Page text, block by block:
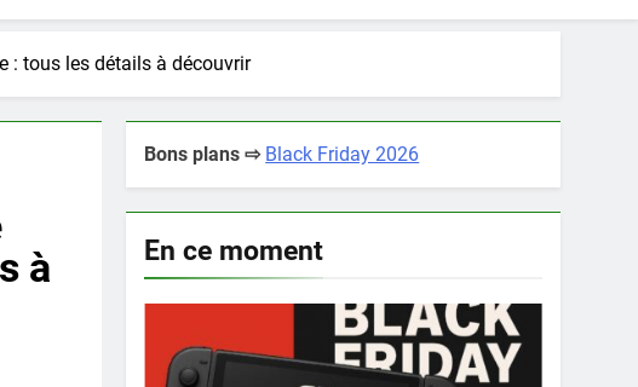
: tous les détails à découvrir
à
Bons plans ⇨ Black Friday 2026
En ce moment